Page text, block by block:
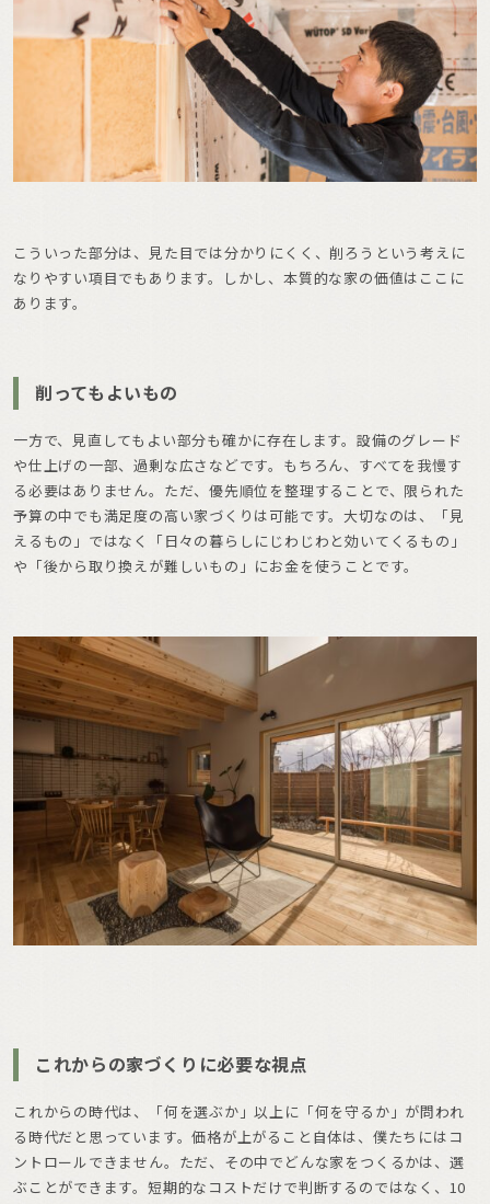
こういった部分は、見た目では分かりにくく、削ろうという考えに
なりやすい項目でもあります。しかし、本質的な家の価値はここに
あります。
削ってもよいもの
一方で、見直してもよい部分も確かに存在します。設備のグレード
や仕上げの一部、過剰な広さなどです。もちろん、すべてを我慢す
る必要はありません。ただ、優先順位を整理することで、限られた
予算の中でも満足度の高い家づくりは可能です。大切なのは、「見
えるもの」ではなく「日々の暮らしにじわじわと効いてくるもの」
や「後から取り換えが難しいもの」にお金を使うことです。
これからの家づくりに必要な視点
これからの時代は、「何を選ぶか」以上に「何を守るか」が問われ
る時代だと思っています。価格が上がること自体は、僕たちにはコ
ントロールできません。ただ、その中でどんな家をつくるかは、選
ぶことができます。短期的なコストだけで判断するのではなく、10